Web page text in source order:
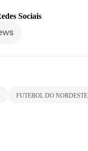
Sociais
FUTEBOL DO NORDESTE